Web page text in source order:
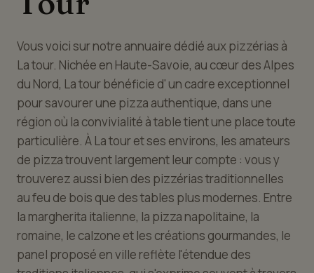
Vous voici sur notre annuaire dédié aux pizzérias à
La tour. Nichée en Haute-Savoie, au cœur des Alpes
du Nord, La tour bénéficie d' un cadre exceptionnel
pour savourer une pizza authentique, dans une
région où la convivialité à table tient une place toute
particulière. À La tour et ses environs, les amateurs
de pizza trouvent largement leur compte : vous y
trouverez aussi bien des pizzérias traditionnelles
au feu de bois que des tables plus modernes. Entre
la margherita italienne, la pizza napolitaine, la
romaine, le calzone et les créations gourmandes, le
panel proposé en ville reflète l'étendue des